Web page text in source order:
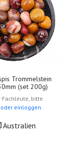
Trommelstein
(set 200g)
Fachleute, bitte
einloggen.
Australien